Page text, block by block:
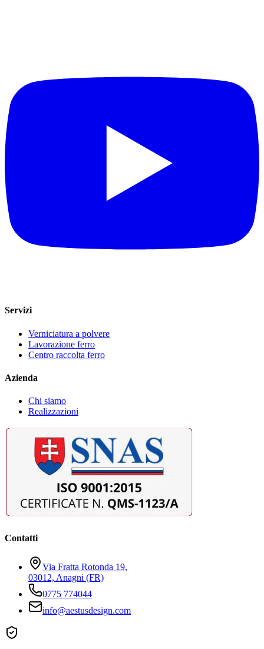
Servizi
Verniciatura a polvere
Lavorazione ferro
Centro raccolta ferro
Azienda
Chi siamo
Realizzazioni
Contatti
Via Fratta Rotonda 19,
03012, Anagni (FR)
0775 774044
info@aestusdesign.com